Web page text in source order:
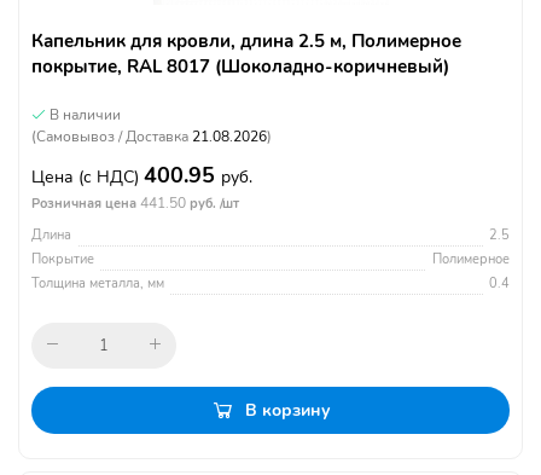
Капельник для кровли, длина 2.5 м, Полимерное
покрытие, RAL 8017 (Шоколадно-коричневый)
В наличии
(Самовывоз / Доставка 21.08.2026)
Цена (с НДС) 400.95 руб.
Розничная цена 441.50 руб. /шт
Длина
2.5
Покрытие
Полимерное
Толщина металла, мм
0.4
В корзину